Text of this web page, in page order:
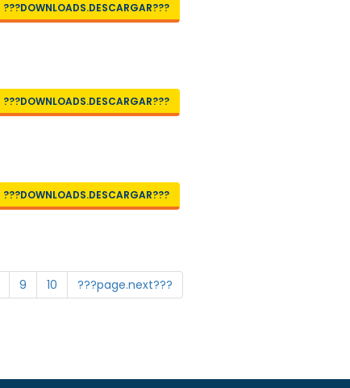
???DOWNLOADS.DESCARGAR???
???DOWNLOADS.DESCARGAR???
???DOWNLOADS.DESCARGAR???
9 10 ???page.next???